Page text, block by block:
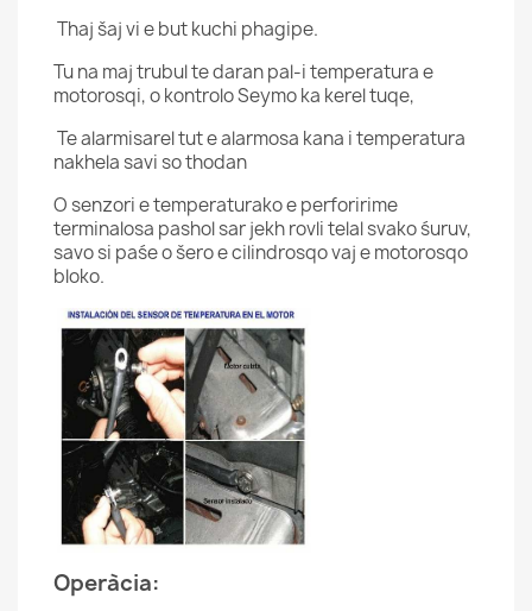
Thaj šaj vi e but kuchi phagipe.
Tu na maj trubul te daran pal-i temperatura e
motorosqi, o kontrolo Seymo ka kerel tuqe,
Te alarmisarel tut e alarmosa kana i temperatura
nakhela savi so thodan
O senzori e temperaturako e perforirime
terminalosa pashol sar jekh rovli telal svako śuruv,
savo si paśe o šero e cilindrosqo vaj e motorosqo
bloko.
Operàcia: